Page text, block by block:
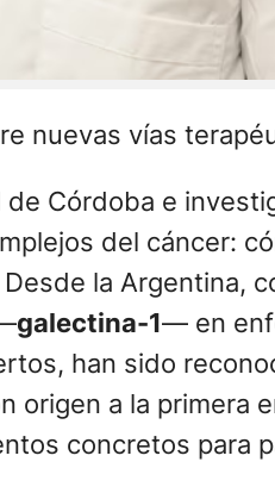
nuevas vías
Córdoba e
del cáncer:
la Argentina,
galectina-1— en
han sido
origen a la primera
concretos para